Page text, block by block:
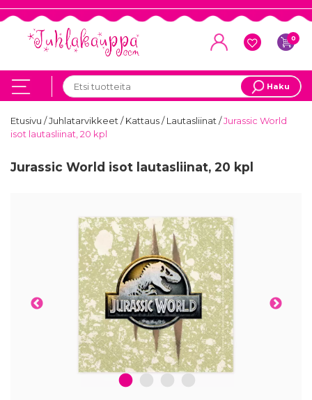
0
Haku
Etusivu /Juhlatarvikkeet/Kattaus/Lautasliinat/Jurassic World
isot lautasliinat, 20 kpl
Jurassic World isot lautasliinat, 20 kpl
1 4